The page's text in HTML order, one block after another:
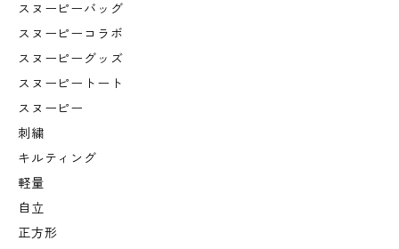
スヌーピーバッグ
スヌーピーコラボ
スヌーピーグッズ
スヌーピートート
スヌーピー
刺繍
キルティング
軽量
自立
正方形